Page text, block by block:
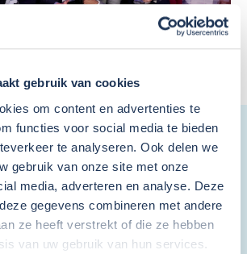
gebruik van cookies
om content en advertenties te
functies voor social media te bieden
te analyseren. Ook delen we
gebruik van onze site met onze
media, adverteren en analyse. Deze
gegevens combineren met andere
ze heeft verstrekt of die ze hebben
van uw gebruik van hun services.
de nieuwsbrief
met deprivacy voorwaardenen